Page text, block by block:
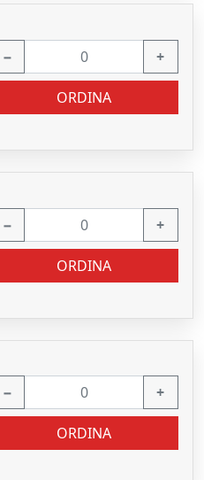
− +
ORDINA
− +
ORDINA
− +
ORDINA